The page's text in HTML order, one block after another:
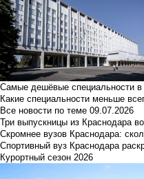
Самые дешёвые специальности в
Какие специальности меньше
Все новости по теме 09.07.2026
Три выпускницы из Краснодара
Скромнее вузов Краснодара:
Спортивный вуз Краснодара
Курортный сезон 2026